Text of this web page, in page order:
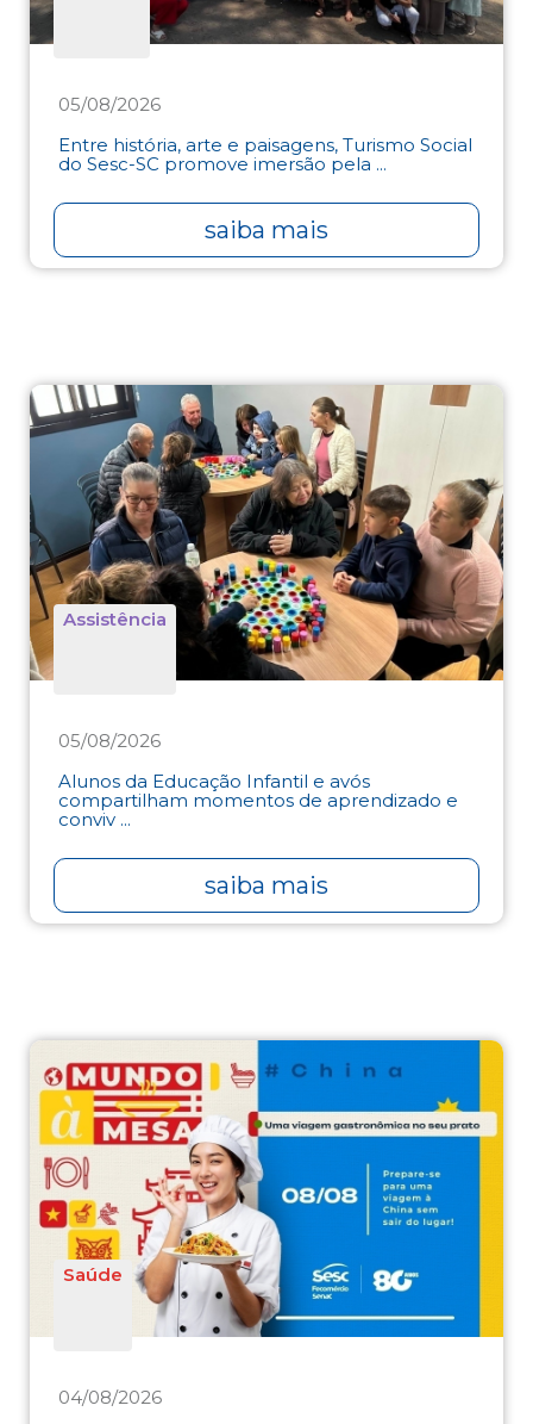
05/08/2026
Entre história, arte e paisagens, Turismo Social
do Sesc-SC promove imersão pela ...
saiba mais
Assistência
05/08/2026
Alunos da Educação Infantil e avós
compartilham momentos de aprendizado e
conviv ...
saiba mais
Saúde
04/08/2026